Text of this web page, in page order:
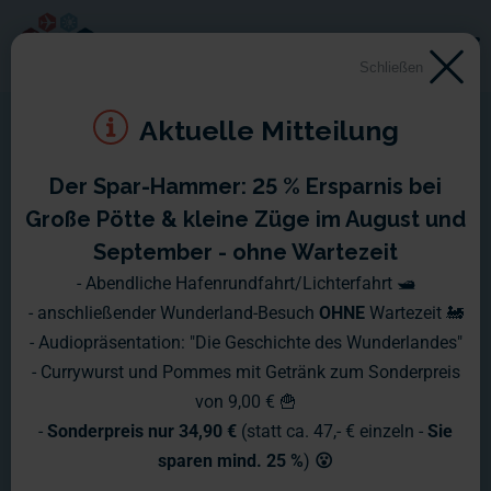
Schließen
Aktuelle Mitteilung
Der Spar-Hammer: 25 % Ersparnis bei
Große Pötte & kleine Züge im August und
September - ohne Wartezeit
- Abendliche Hafenrundfahrt/Lichterfahrt 🛥️
- anschließender Wunderland-Besuch OHNE Wartezeit 🚂
- Audiopräsentation: "Die Geschichte des Wunderlandes"
- Currywurst und Pommes mit Getränk zum Sonderpreis
von 9,00 € 🍟
- Sonderpreis nur 34,90 € (statt ca. 47,- € einzeln - Sie
sparen mind. 25 %) 😮